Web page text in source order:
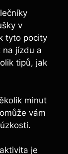
v
tyto pocity
jízdu a
tipů, jak
minut
vám
je